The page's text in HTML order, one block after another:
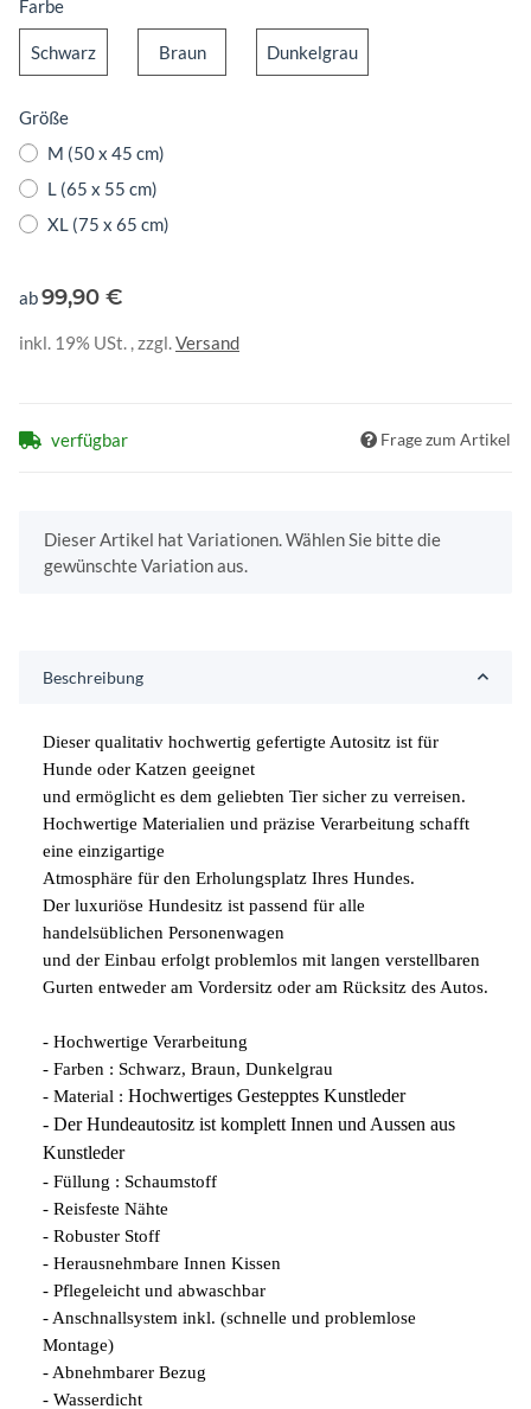
Farbe
SchwarzSchwarzBraunBraun DunkelgrauDunkelgrau
Größe
M (50 x 45 cm)
L (65 x 55 cm)
XL (75 x 65 cm)
ab99,90 €
inkl. 19% USt. , zzgl.Versand
verfügbar Frage zum Artikel
x
Dieser Artikel hat Variationen. Wählen Sie bitte die
gewünschte Variation aus.
Beschreibung
Dieser qualitativ hochwertig gefertigte Autositz ist für
Hunde oder Katzen geeignet
und ermöglicht es dem geliebten Tier sicher zu verreisen.
Hochwertige Materialien und präzise Verarbeitung schafft
eine einzigartige
Atmosphäre für den Erholungsplatz Ihres Hundes.
Der luxuriöse Hundesitz ist passend für alle
handelsüblichen Personenwagen
und der Einbau erfolgt problemlos mit langen verstellbaren
Gurten entweder am Vordersitz oder am Rücksitz des Autos.
- Hochwertige Verarbeitung
- Farben : Schwarz, Braun, Dunkelgrau
- Material : Hochwertiges Gestepptes Kunstleder
- Der Hundeautositz ist komplett Innen und Aussen aus
Kunstleder
- Füllung : Schaumstoff
- Reisfeste Nähte
- Robuster Stoff
- Herausnehmbare Innen Kissen
- Pflegeleicht und abwaschbar
- Anschnallsystem inkl. (schnelle und problemlose
Montage)
- Abnehmbarer Bezug
- Wasserdicht